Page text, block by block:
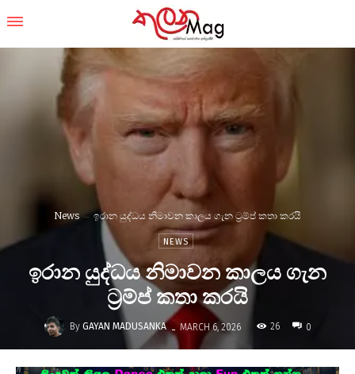
News ඉරාන යුද්ධය නිමාවන කාලය ගැන ට්‍රම්ප් කතා කරයි
NEWS
ඉරාන යුද්ධය නිමාවන කාලය ගැන
ට්‍රම්ප් කතා කරයි
By GAYAN MADUSANKA - MARCH 6, 2026 26 0